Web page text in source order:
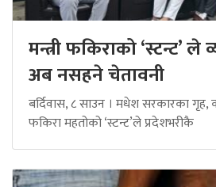
मन्त्री फकिराको ‘स्टन्ट’
अब नसहने चेतावनी
बर्दिवास, ८ साउन । मधेश सरकारका गृह,
फकिरा महतोको ‘स्टन्ट’ले प्रदेशभरीकै